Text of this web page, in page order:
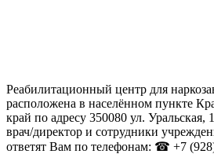
Реабилитационный центр для
расположена в населённом пункте
край по адресу 350080 ул. Уральская,
врач/директор и сотрудники
ответят Вам по телефонам: ☎ +7